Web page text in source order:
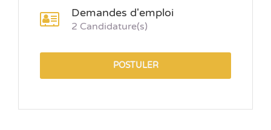
Demandes d'emploi
2 Candidature(s)
POSTULER